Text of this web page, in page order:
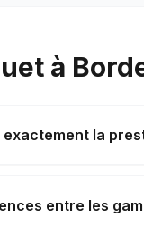
à
la
entre les